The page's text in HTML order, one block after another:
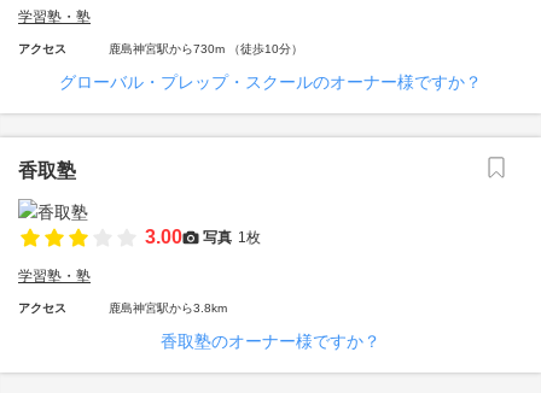
学習塾・塾
アクセス 鹿島神宮駅から730m （徒歩10分）
グローバル・プレップ・スクールのオーナー様ですか？
香取塾
3.00 写真 1枚
学習塾・塾
アクセス 鹿島神宮駅から3.8km
香取塾のオーナー様ですか？